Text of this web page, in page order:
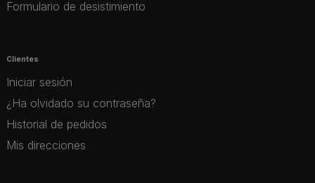
Formulario de desistimiento
Clientes
Iniciar sesión
¿Ha olvidado su contraseña?
Historial de pedidos
Mis direcciones